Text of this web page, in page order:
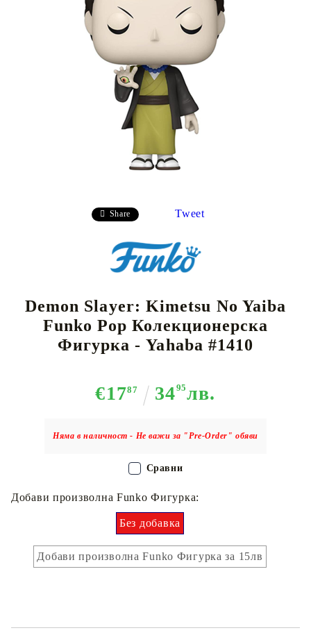
Share Tweet
Demon Slayer: Kimetsu No Yaiba
Funko Pop Колекционерска
Фигурка - Yahaba #1410
€1787 3495лв.
Няма в наличност - Не важи за "Pre-Order" обяви
Добави произволна Funko Фигурка:
Без добавка
Добави произволна Funko Фигурка за 15лв
Сравни